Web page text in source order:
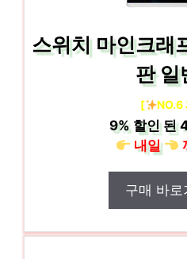
스위치 마인크래
판 일
[ NO.6
9%할인 된
내일
구매 바로